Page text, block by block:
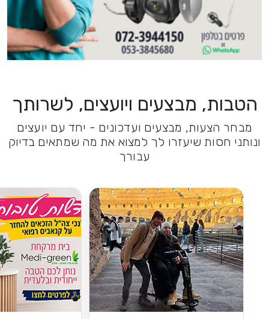
הטבות, מבצעים ויועצים, לשרותך
מבחר הצעות, מבצעים ועדכונים - יחד עם יועצים
ונותני חסות שיעזרו לך למצוא את מה שמתאים בדיוק
עבורך